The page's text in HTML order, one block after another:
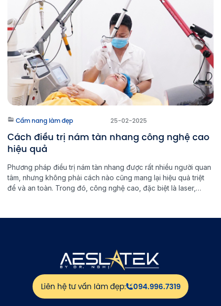
Multi Light […]
Cẩm nang làm đẹp 25-02-2025
Cách điều trị nám tàn nhang công nghệ cao
hiệu quả
Phương pháp điều trị nám tàn nhang được rất nhiều người quan
tâm, nhưng không phải cách nào cũng mang lại hiệu quả triệt
để và an toàn. Trong đó, công nghệ cao, đặc biệt là laser,
Liên hệ tư vấn làm đẹp: 094.996.7319